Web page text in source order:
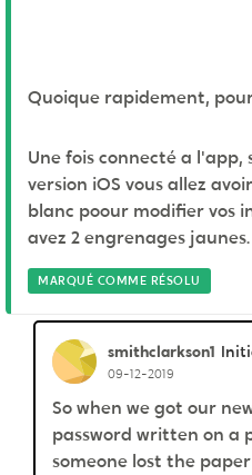
Quoique rapidement,
Une fois connecté a
version iOS vous allez
blanc poour modifier vos
avez 2 engrenages jaunes.
MARQUÉ COMME RÉSOLU
smithclarkson1
09-12-2019
So when we got our
password written on a
someone lost the